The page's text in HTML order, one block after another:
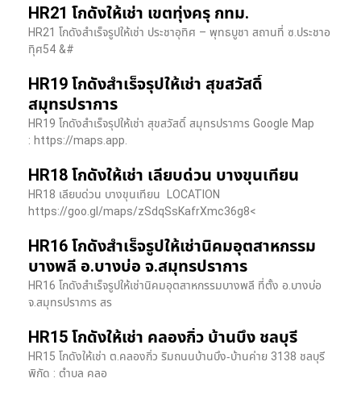
HR21 โกดังให้เช่า เขตทุ่งครุ กทม.
HR21 โกดังสำเร็จรูปให้เช่า ประชาอุทิศ – พุทธบูชา สถานที่ ซ.ประชาอ
ทุิศ54 &#
HR19 โกดังสำเร็จรุปให้เช่า สุขสวัสดิ์
สมุทรปราการ
HR19 โกดังสำเร็จรุปให้เช่า สุขสวัสดิ์ สมุทรปราการ Google Map
: https://maps.app.
HR18 โกดังให้เช่า เลียบด่วน บางขุนเทียน
HR18 เลียบด่วน​ บางขุนเทียน​ LOCATION
https://goo.gl/maps/zSdqSsKafrXmc36g8<
HR16 โกดังสำเร็จรูปให้เช่านิคมอุตสาหกรรม
บางพลี อ.บางบ่อ จ.สมุทรปราการ
HR16 โกดังสำเร็จรูปให้เช่านิคมอุตสาหกรรมบางพลี ที่ตั้ง อ.บางบ่อ
จ.สมุทรปราการ สร
HR15 โกดังให้เช่า คลองกิ่ว บ้านบึง ชลบุรี
HR15 โกดังให้เช่า ต.คลองกิ่ว ริมถนนบ้านบึง-บ้านค่าย 3138 ชลบุรี
พิกัด : ตำบล คลอ